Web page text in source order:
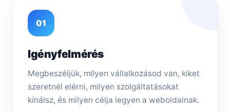
01
Igényfelmérés
Megbeszéljük, milyen vállalkozásod van, kiket
szeretnél elérni, milyen szolgáltatásokat
kínálsz, és milyen célja legyen a weboldalnak.